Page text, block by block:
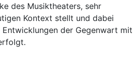
des Musiktheaters, sehr
Kontext stellt und dabei
der Gegenwart mit